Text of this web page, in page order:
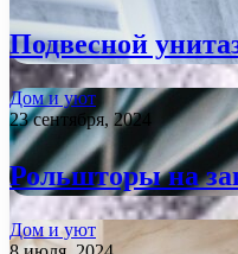
Подвесной
Дом и уют
23 сентября, 2024
Рольшторы на
Дом и уют